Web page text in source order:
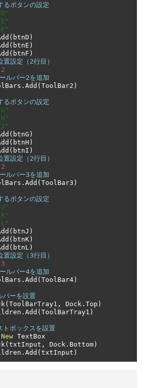
るボタンの設定
( btnD )
( btnE )
( btnF )
設定（2行目）
2
ルバー2を追加
. Add (ToolBar2 )
るボタンの設定
( btnG )
( btnH )
( btnI )
設定（2行目）
2
ルバー3を追加
. Add (ToolBar3 )
るボタンの設定
( btnJ )
( btnK)
( btnL )
設定（3行目）
3
ルバー4を追加
. Add (ToolBar4)
ーを設置
(ToolBarTray1 , Dock . Top )
. Add (ToolBarTray1 )
ボックスを設置
New TextBox
(txtInput , Dock . Bottom)
. Add (txtInput )